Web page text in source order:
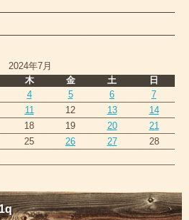
2024年7月
木 金 土
日
4 5 6
7
11 12 13
14
18 19 20
21
25 26 27
28